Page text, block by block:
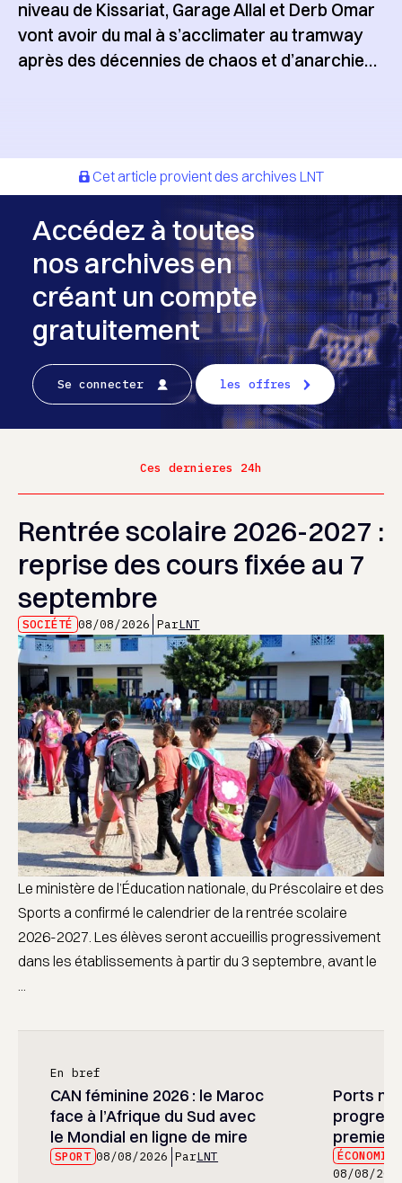
niveau de Kissariat, Garage Allal et Derb Omar
vont avoir du mal à s’acclimater au tramway
après des décennies de chaos et d’anarchie…
Cet article provient des archives LNT
Accédez à toutes
nos archives en
créant un compte
gratuitement
Se connecter les offres
Ces dernieres 24h
Rentrée scolaire 2026-2027 :
reprise des cours fixée au 7
septembre
SOCIÉTÉ 08/08/2026 ParLNT
Le ministère de l’Éducation nationale, du Préscolaire et des
Sports a confirmé le calendrier de la rentrée scolaire
2026-2027. Les élèves seront accueillis progressivement
dans les établissements à partir du 3 septembre, avant le
En bref
CAN féminine 2026 : le Maroc
face à l’Afrique du Sud avec
le Mondial en ligne de mire
SPORT 08/08/2026 ParLNT
Ports
premier
08/08/